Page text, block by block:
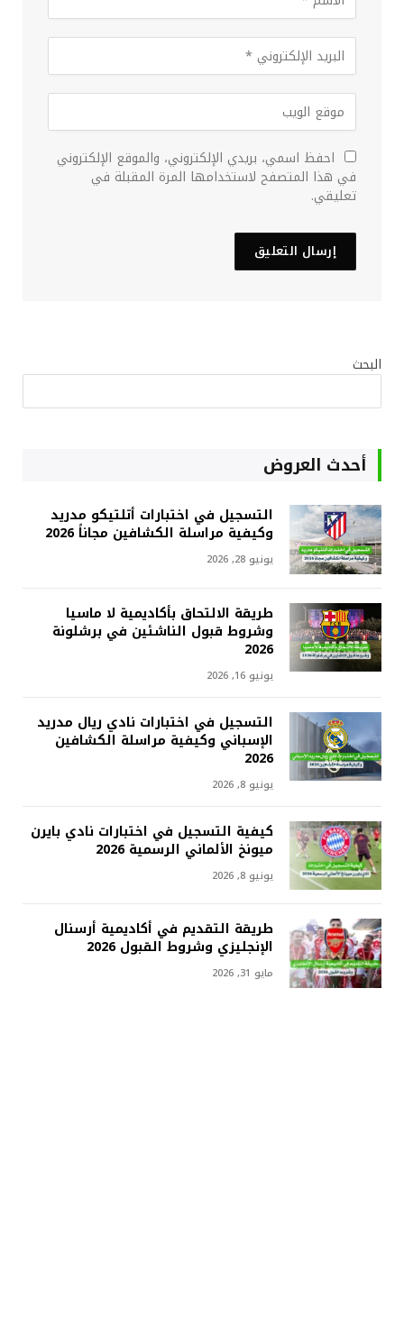
احفظ اسمي، بريدي الإلكتروني، والموقع الإلكتروني
في هذا المتصفح لاستخدامها المرة المقبلة في
تعليقي.
البحث
أحدث العروض
التسجيل في اختبارات أتلتيكو مدريد
وكيفية مراسلة الكشافين مجاناً 2026
يونيو 28, 2026
طريقة الالتحاق بأكاديمية لا ماسيا
وشروط قبول الناشئين في برشلونة
2026
يونيو 16, 2026
التسجيل في اختبارات نادي ريال مدريد
الإسباني وكيفية مراسلة الكشافين
2026
يونيو 8, 2026
كيفية التسجيل في اختبارات نادي بايرن
ميونخ الألماني الرسمية 2026
يونيو 8, 2026
طريقة التقديم في أكاديمية أرسنال
الإنجليزي وشروط القبول 2026
مايو 31, 2026